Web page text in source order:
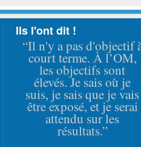
Ils l'ont dit !
“Il n'y a pas d'objectif
court terme. À l’OM,
les objectifs sont
élevés. Je sais où je
suis, je sais que je vais
être exposé, et je serai
attendu sur les
résultats.”